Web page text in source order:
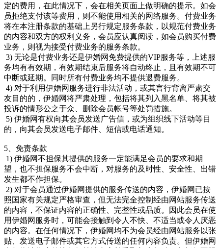
定的费用，在此情况下，会在相关页面上做明确的提示。如会
员拒绝支付该等费用，则不能使用相关的网络服务。付费业务
将在本注册条款的基础上另行规定服务条款，以规范付费业务
的内容和双方的权利义务，会员应认真阅读，如会员购买付费
业务，则视为接受付费业务的服务条款。
3) 无论是付费业务还是伊婚网免费提供的VIP服务等，上述服
务均有有效期，有效期结束后服务将自动终止，且有效期不可
中断或延期。同时所有付费业务均不提供退费服务。
4) 对于利用伊婚网服务进行非法活动，或其言行背离严肃交
友目的的，伊婚网将严肃处理，包括将其列入黑名单、将其被
投诉的情形公之于众、删除会员帐号等处罚措施。
5) 伊婚网有权向其会员发送广告信，或为组织线下活动等目
的，向其会员发送电子邮件、短信或电话通知。
5、免责条款
1) 伊婚网不担保其提供的服务一定能满足会员的要求和期
望，也不担保服务不会中断，对服务的及时性、安全性、出错
发生都不作担保。
2) 对于会员通过伊婚网提供的服务传送的内容，伊婚网已按
照国家有关规定严格审查，但无法完全控制经由网站服务传送
的内容，不保证内容的正确性、完整性或品质。因此会员在使
用伊婚网服务时，可能会接触到令人不快、不适当或令人厌恶
的内容。在任何情况下，伊婚网均不为会员经由网站服务以张
贴、发送电子邮件或其它方式传送的任何内容负责。但伊婚网